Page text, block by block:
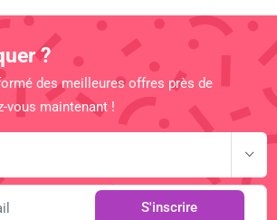
?
des meilleures offres près de
vous maintenant !
S'inscrire